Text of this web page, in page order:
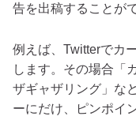
告を出稿することが
例えば、Twitterでカ
します。その場合「
ザギャザリング」な
ーにだけ、ピンポイ